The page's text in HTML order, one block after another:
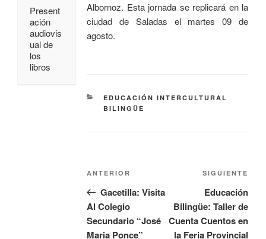
Albornoz. Esta jornada se replicará en la
ciudad de Saladas el martes 09 de
agosto.
EDUCACIÓN INTERCULTURAL
BILINGÜE
ANTERIOR
Gacetilla: Visita
Al Colegio
Secundario “José
Maria Ponce”
SIGUIENTE
Educación
Bilingüe: Taller de
Cuenta Cuentos en
la Feria Provincial
Present
ación
audiovis
ual de
los
libros